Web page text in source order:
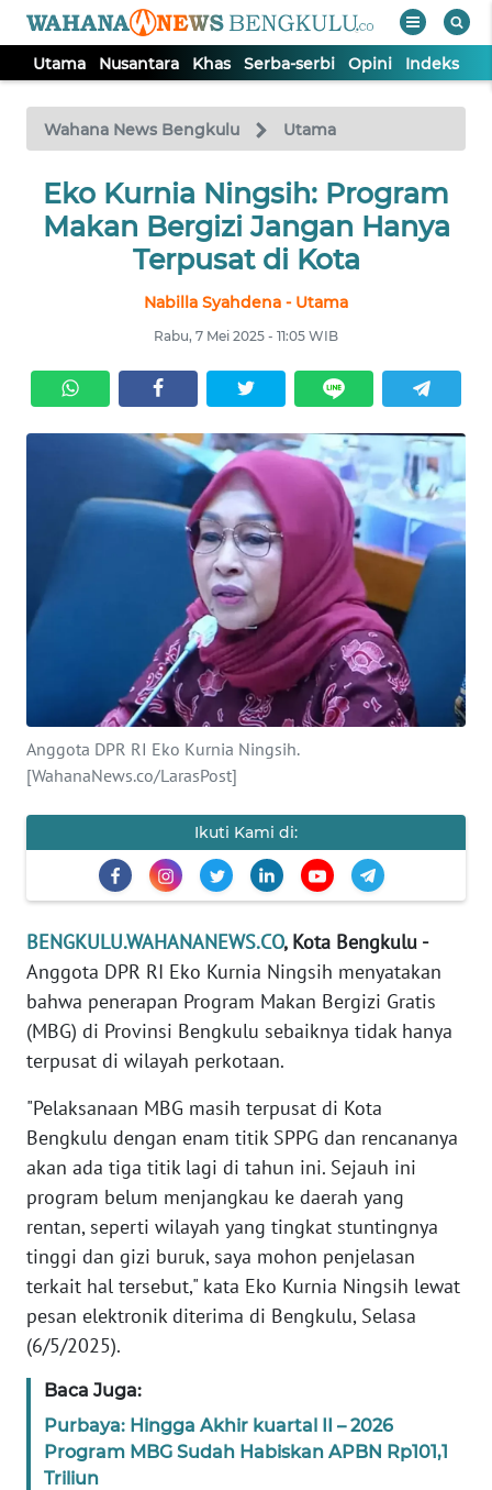
Utama Nusantara Khas Serba-serbi Opini Indeks
Wahana News Bengkulu Utama
Eko Kurnia Ningsih: Program
Makan Bergizi Jangan Hanya
Terpusat di Kota
Nabilla Syahdena - Utama
Rabu, 7 Mei 2025 - 11:05 WIB
Anggota DPR RI Eko Kurnia Ningsih.
[WahanaNews.co/LarasPost]
Ikuti Kami di:
BENGKULU.WAHANANEWS.CO, Kota Bengkulu -
Anggota DPR RI Eko Kurnia Ningsih menyatakan
bahwa penerapan Program Makan Bergizi Gratis
(MBG) di Provinsi Bengkulu sebaiknya tidak hanya
terpusat di wilayah perkotaan.
"Pelaksanaan MBG masih terpusat di Kota
Bengkulu dengan enam titik SPPG dan rencananya
akan ada tiga titik lagi di tahun ini. Sejauh ini
program belum menjangkau ke daerah yang
rentan, seperti wilayah yang tingkat stuntingnya
tinggi dan gizi buruk, saya mohon penjelasan
terkait hal tersebut," kata Eko Kurnia Ningsih lewat
pesan elektronik diterima di Bengkulu, Selasa
(6/5/2025).
Baca Juga:
Purbaya: Hingga Akhir kuartal II – 2026
Program MBG Sudah Habiskan APBN Rp101,1
Triliun
TV
Tutup
UTAMA
SERBA-
SERBI
INFO
IKLAN
TENTANG
SIBER
REDAKSI
KARIR
DISCLAIMER
Wahana
News
Regional
WN
SUMUT
WN
WN
JABAR